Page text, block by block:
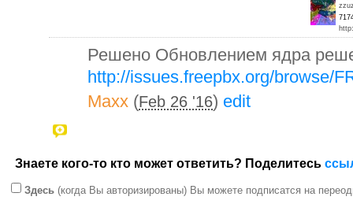
Решено Обновлением ядра
http://issues.freepbx.org/browse/
Maxx (Feb 26 '16) edit
Знаете кого-то кто может ответить? Поделитесь
Здесь (когда Вы авторизированы) Вы можете подписатся на